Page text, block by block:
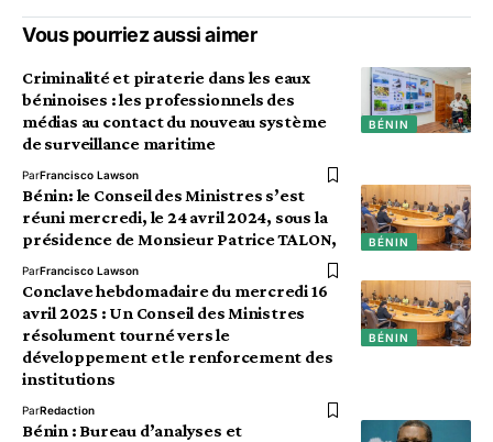
Vous pourriez aussi aimer
BÉNIN
Criminalité et piraterie dans les eaux
béninoises : les professionnels des
médias au contact du nouveau système
de surveillance maritime
ParFrancisco Lawson
BÉNIN
Bénin: le Conseil des Ministres s’est
réuni mercredi, le 24 avril 2024, sous la
présidence de Monsieur Patrice TALON,
ParFrancisco Lawson
BÉNIN
Conclave hebdomadaire du mercredi 16
avril 2025 : Un Conseil des Ministres
résolument tourné vers le
développement et le renforcement des
institutions
ParRedaction
Bénin : Bureau d’analyses et